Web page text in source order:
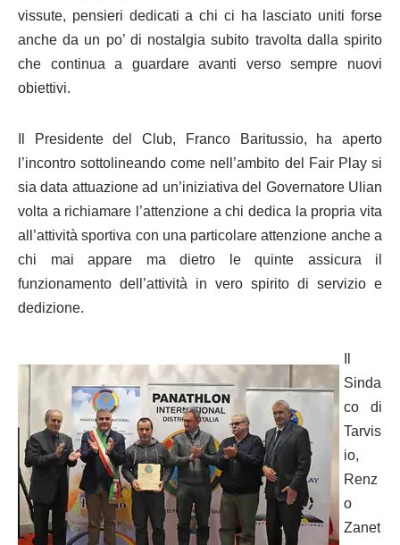
vissute, pensieri dedicati a chi ci ha lasciato uniti forse
anche da un po’ di nostalgia subito travolta dalla spirito
che continua a guardare avanti verso sempre nuovi
obiettivi.
Il Presidente del Club, Franco Baritussio, ha aperto
l’incontro sottolineando come nell’ambito del Fair Play si
sia data attuazione ad un’iniziativa del Governatore Ulian
volta a richiamare l’attenzione a chi dedica la propria vita
all’attività sportiva con una particolare attenzione anche a
chi mai appare ma dietro le quinte assicura il
funzionamento dell’attività in vero spirito di servizio e
dedizione.
Sinda
co di
Tarvis
io,
Renz
o
Zanet